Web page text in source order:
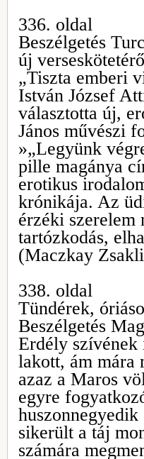
336. oldal
Beszélgetés
új
„Tiszta emberi
István József
választotta új,
János művészi
»„Legyünk
pille magánya
erotikus
krónikája. Az
érzéki szerelem
tartózkodás,
(Maczkay
338. oldal
Tündérek,
Beszélgetés
Erdély szívének
lakott, ám mára
azaz a Maros
egyre
sikerült a táj
számára